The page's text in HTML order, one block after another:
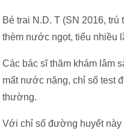
Bé trai N.D. T (SN 2016,
thèm nước ngọt, tiểu nhiều
Các bác sĩ thăm khám lâm
mất nước nặng, chỉ số test
thường.
Với chỉ số đường huyết